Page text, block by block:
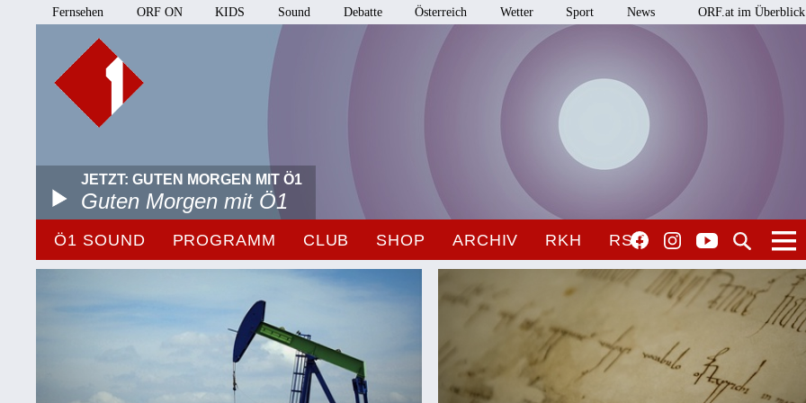
Fernsehen ORF ON KIDS Sound Debatte Österreich Wetter Sport News ORF.at im Überblick
JETZT: GUTEN MORGEN MIT Ö1
Guten Morgen mit Ö1
Ö1 SOUND PROGRAMM CLUB SHOP ARCHIV RKH RSO